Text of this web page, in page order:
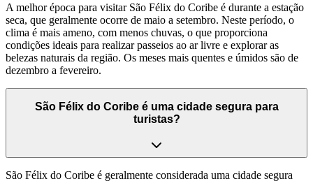
A melhor época para visitar São Félix do Coribe é durante a estação
seca, que geralmente ocorre de maio a setembro. Neste período, o
clima é mais ameno, com menos chuvas, o que proporciona
condições ideais para realizar passeios ao ar livre e explorar as
belezas naturais da região. Os meses mais quentes e úmidos são de
dezembro a fevereiro.
São Félix do Coribe é uma cidade segura para
turistas?
São Félix do Coribe é geralmente considerada uma cidade segura